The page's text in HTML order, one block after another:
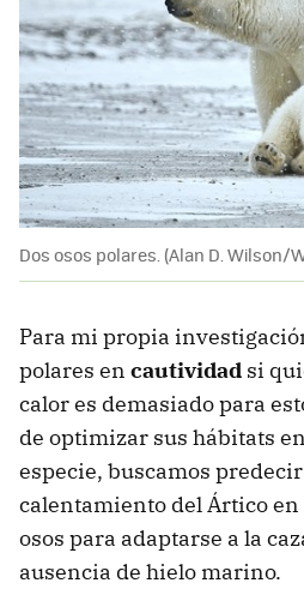
Dos osos polares. (Alan D. Wilson/
Para mi propia
polares en cautividad si
calor es demasiado para
de optimizar sus hábitats
especie, buscamos
calentamiento del Ártico en
osos para adaptarse a la
ausencia de hielo marino.